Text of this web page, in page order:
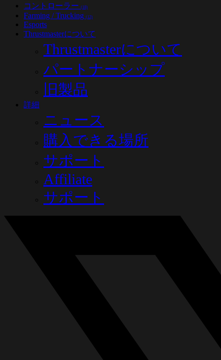
コントローラー (18)
Farming / Trucking (12)
Esports
Thrustmasterについて
Thrustmasterについて
パートナーシップ
旧製品
詳細
ニュース
購入できる場所
サポート
Affiliate
サポート